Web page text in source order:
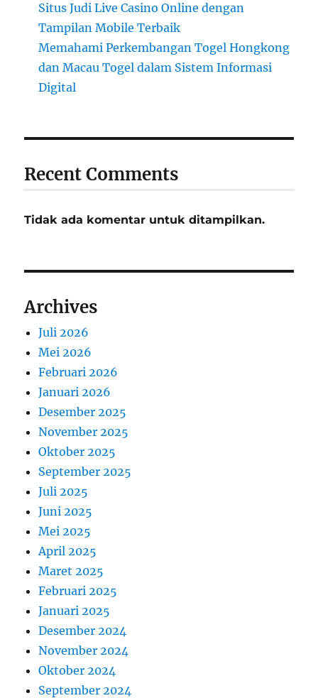
Situs Judi Live Casino Online dengan
Tampilan Mobile Terbaik
Memahami Perkembangan Togel Hongkong
dan Macau Togel dalam Sistem Informasi
Digital
Recent Comments
Tidak ada komentar untuk ditampilkan.
Archives
Juli 2026
Mei 2026
Februari 2026
Januari 2026
Desember 2025
November 2025
Oktober 2025
September 2025
Juli 2025
Juni 2025
Mei 2025
April 2025
Maret 2025
Februari 2025
Januari 2025
Desember 2024
November 2024
Oktober 2024
September 2024